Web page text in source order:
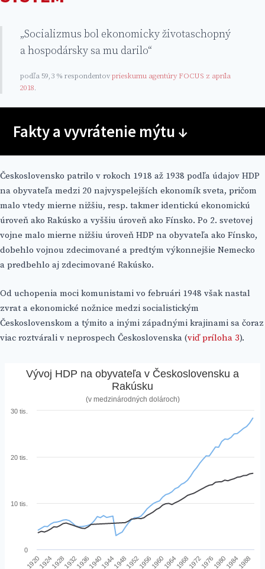
„Socializmus bol ekonomicky životaschopný
a hospodársky sa mu darilo“
podľa 59,3 % respondentovprieskumu agentúry FOCUS z apríla
2018.
Fakty a vyvrátenie mýtu ↓
Československo patrilo v rokoch 1918 až 1938 podľa údajov HDP
na obyvateľa medzi 20 najvyspelejších ekonomík sveta, pričom
malo vtedy mierne nižšiu, resp. takmer identickú ekonomickú
úroveň ako Rakúsko a vyššiu úroveň ako Fínsko. Po 2. svetovej
vojne malo mierne nižšiu úroveň HDP na obyvateľa ako Fínsko,
dobehlo vojnou zdecimované a predtým výkonnejšie Nemecko
a predbehlo aj zdecimované Rakúsko.
Od uchopenia moci komunistami vo februári 1948 však nastal
zvrat a ekonomické nožnice medzi socialistickým
Československom a týmito a inými západnými krajinami sa čoraz
viac roztvárali v neprospech Československa (viď príloha 3).